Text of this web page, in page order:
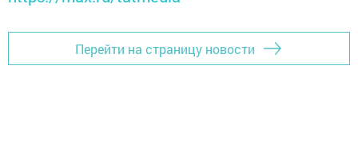
Перейти на страницу новости